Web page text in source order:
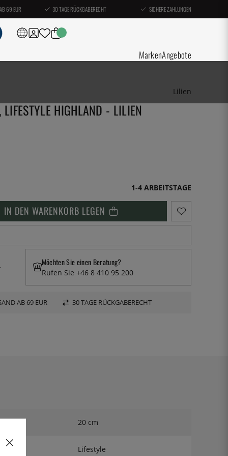
69 EUR 30 TAGE RÜCKGABERECHT SICHERE ZAHLUNGEN
MarkenAngebote
Lilien
HIGHLAND - LILIEN
1-4 ARBEITSTAGE
IN DEN WARENKORB LEGEN
Möchten Sie einen Beratung?
Rufen Sie +46 8 410 95 200
AB 69 EUR 30 TAGE RÜCKGABERECHT
20 cm
Lifestyle